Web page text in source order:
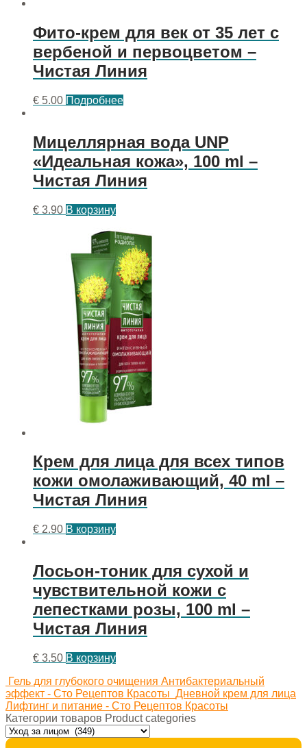
Фито-крем для век от 35 лет с
вербеной и первоцветом –
Чистая Линия
€ 5.00 Подробнее
Мицеллярная вода UNP
«Идеальная кожа», 100 ml –
Чистая Линия
€ 3.90 В корзину
Крем для лица для всех типов
кожи омолаживающий, 40 ml –
Чистая Линия
€ 2.90 В корзину
Лосьон-тоник для сухой и
чувствительной кожи с
лепестками розы, 100 ml –
Чистая Линия
€ 3.50 В корзину
Гель для глубокого очищения Антибактериальный
эффект - Сто Рецептов Красоты Дневной крем для лица
Лифтинг и питание - Сто Рецептов Красоты
Категории товаров Product categories